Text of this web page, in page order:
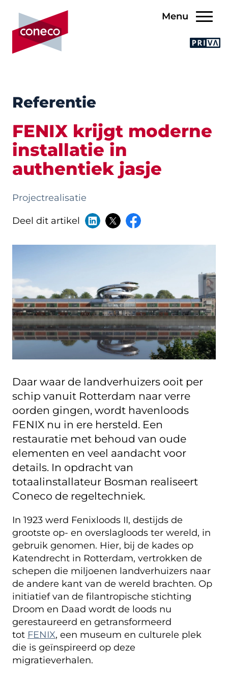
Menu
Referentie
FENIX krijgt moderne
installatie in
authentiek jasje
Projectrealisatie
Deel dit artikel
Daar waar de landverhuizers ooit per
schip vanuit Rotterdam naar verre
oorden gingen, wordt havenloods
FENIX nu in ere hersteld. Een
restauratie met behoud van oude
elementen en veel aandacht voor
details. In opdracht van
totaalinstallateur Bosman realiseert
Coneco de regeltechniek.
In 1923 werd Fenixloods II, destijds de
grootste op- en overslagloods ter wereld, in
gebruik genomen. Hier, bij de kades op
Katendrecht in Rotterdam, vertrokken de
schepen die miljoenen landverhuizers naar
de andere kant van de wereld brachten. Op
initiatief van de filantropische stichting
Droom en Daad wordt de loods nu
gerestaureerd en getransformeerd
tot FENIX, een museum en culturele plek
die is geïnspireerd op deze
migratieverhalen.